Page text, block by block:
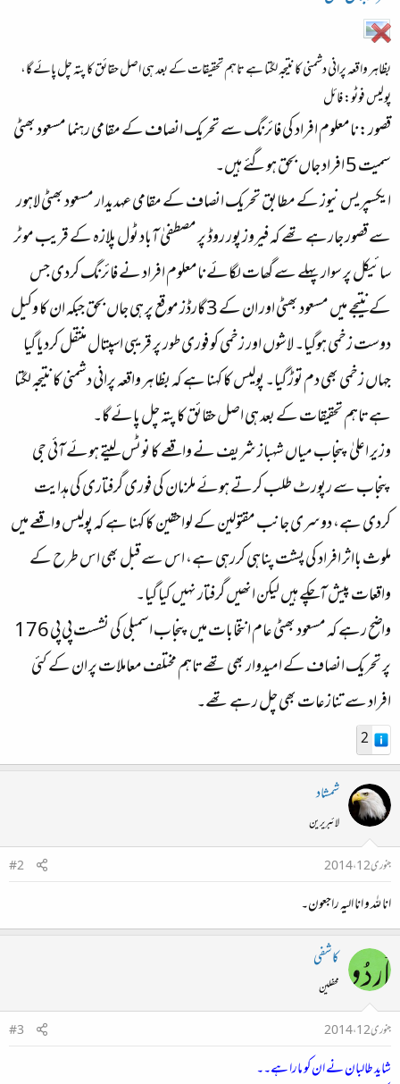
بظاہر واقعہ پرانی دشمنی کا نتیجہ لگتا ہے تاہم تحقیقات کے بعد ہی اصل حقائق کا پتہ چل پائے گا،
پولیس فوٹو: فائل
قصور: نامعلوم افراد کی فائرنگ سے تحریک انصاف کے مقامی رہنما مسعود بھٹی
سمیت 5 افراد جاں بحق ہوگئے ہیں۔
ایکسپریس نیوز کے مطابق تحریک انصاف کے مقامی عہدیدار مسعود بھٹی لاہور
سے قصور جارہے تھے کہ فیروز پور روڈ پر مصطفیٰ آباد ٹول پلازہ کے قریب موٹر
سائیکل پر سوار پہلے سے گھات لگائے نامعلوم افراد نے فائرنگ کردی جس
کے نتیجے میں مسعود بھٹی اور ان کے 3 گارڈز موقع پر ہی جاں بحق جبکہ ان کا وکیل
دوست زخمی ہوگیا۔ لاشوں اور زخمی کو فوری طور پر قریبی اسپتال منتقل کردیا گیا
جہاں زخمی بھی دم توڑ گیا۔ پولیس کا کہنا ہے کہ بظاہر واقعہ پرانی دشمنی کا نتیجہ لگتا
ہے تاہم تحقیقات کے بعد ہی اصل حقائق کا پتہ چل پائے گا۔
وزیر اعلیٰ پنجاب میاں شہباز شریف نے واقعے کا نوٹس لیتے ہوئے آئی جی
پنجاب سے رپورٹ طلب کرتے ہوئے ملزمان کی فوری گرفتاری کی ہدایت
کردی ہے، دوسری جانب مقتولین کے لواحقین کا کہنا ہے کہ پولیس واقعے میں
ملوث بااثر افراد کی پشت پناہی کررہی ہے، اس سے قبل بھی اس طرح کے
واقعات پیش آچکے ہیں لیکن انھیں گرفتار نہیں کیا گیا۔
واضح رہے کہ مسعود بھٹی عام انتخابات میں پنجاب اسمبلی کی نشست پی پی 176
پر تحریک انصاف کے امیدوار بھی تھے تاہم مختلف معاملات پر ان کے کئی
افراد سے تنازعات بھی چل رہے تھے۔
2
شمشاد
لائبریرین
جنوری 12، 2014
#2
انا للہ و انا الیہ راجعون۔
کاشفی
محفلین
جنوری 12، 2014
#3
شاید طالبان نے ان کو مارا ہے۔۔